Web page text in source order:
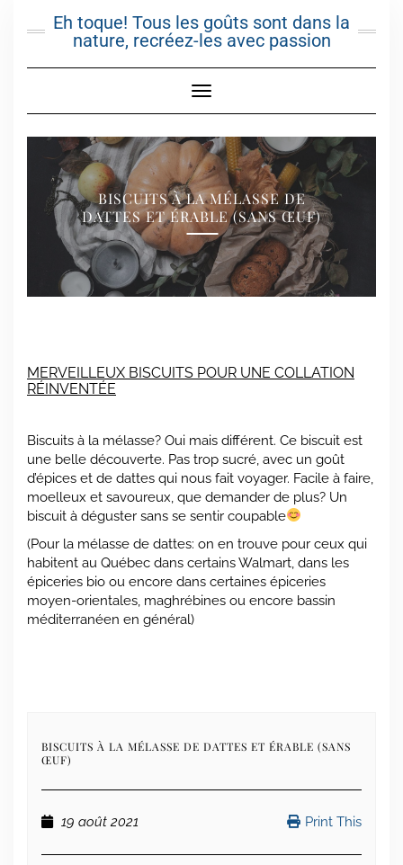
Eh toque! Tous les goûts sont dans la
nature, recréez-les avec passion
Toggle Navigation
BISCUITS À LA MÉLASSE DE
DATTES ET ÉRABLE (SANS ŒUF)
MERVEILLEUX BISCUITS POUR UNE COLLATION
RÉINVENTÉE
Biscuits à la mélasse? Oui mais différent. Ce biscuit est
une belle découverte. Pas trop sucré, avec un goût
d’épices et de dattes qui nous fait voyager. Facile à faire,
moelleux et savoureux, que demander de plus? Un
biscuit à déguster sans se sentir coupable
(Pour la mélasse de dattes: on en trouve pour ceux qui
habitent au Québec dans certains Walmart, dans les
épiceries bio ou encore dans certaines épiceries
moyen-orientales, maghrébines ou encore bassin
méditerranéen en général)
BISCUITS À LA MÉLASSE DE DATTES ET ÉRABLE (SANS
ŒUF)
19 août 2021 Print This